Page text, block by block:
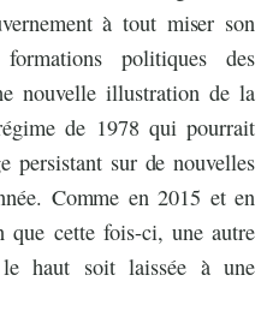
à tout miser son
politiques des
nouvelle illustration de la
de 1978 qui pourrait
persistant sur de nouvelles
Comme en 2015 et en
que cette fois-ci, une autre
haut soit laissée à une